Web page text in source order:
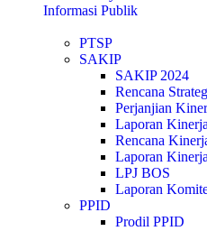
Informasi Publik
PTSP
SAKIP
SAKIP 2024
Rencana
Perjanjian
Laporan Kinerja
Rencana
Laporan
LPJ BOS
Laporan
PPID
Prodil PPID